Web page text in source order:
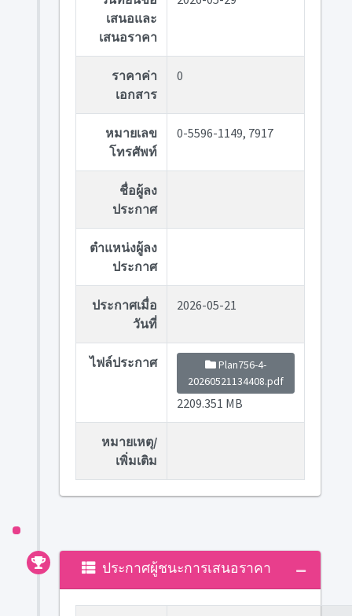
เสนอและ
เสนอราคา
ราคาค่า
เอกสาร
0
หมายเลข
โทรศัพท์
0-5596-1149, 7917
ชื่อผู้ลง
ประกาศ
ตำแหน่งผู้ลง
ประกาศ
ประกาศเมื่อ
วันที่
2026-05-21
ไฟล์ประกาศ
Plan756-4-
20260521134408.pdf
2209.351 MB
หมายเหตุ/
เพิ่มเติม
ประกาศผู้ชนะการเสนอราคา